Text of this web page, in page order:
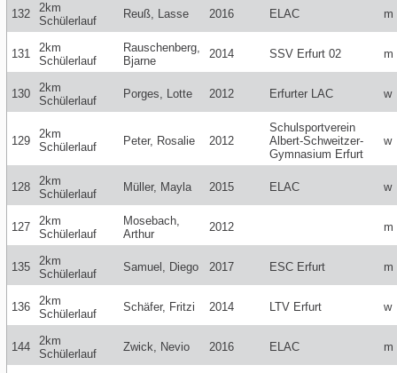
132
2km
Schülerlauf
Reuß, Lasse 2016 ELAC m
131
2km
Schülerlauf
Rauschenberg,
Bjarne
2014 SSV Erfurt 02 m
130
2km
Schülerlauf
Porges, Lotte 2012 Erfurter LAC w
129
2km
Schülerlauf
Peter, Rosalie 2012
Schulsportverein
Albert-Schweitzer-
Gymnasium Erfurt
w
128
2km
Schülerlauf
Müller, Mayla 2015 ELAC w
127
2km
Schülerlauf
Mosebach,
Arthur
2012 m
135
2km
Schülerlauf
Samuel, Diego 2017 ESC Erfurt m
136
2km
Schülerlauf
Schäfer, Fritzi 2014 LTV Erfurt w
144
2km
Schülerlauf
Zwick, Nevio 2016 ELAC m